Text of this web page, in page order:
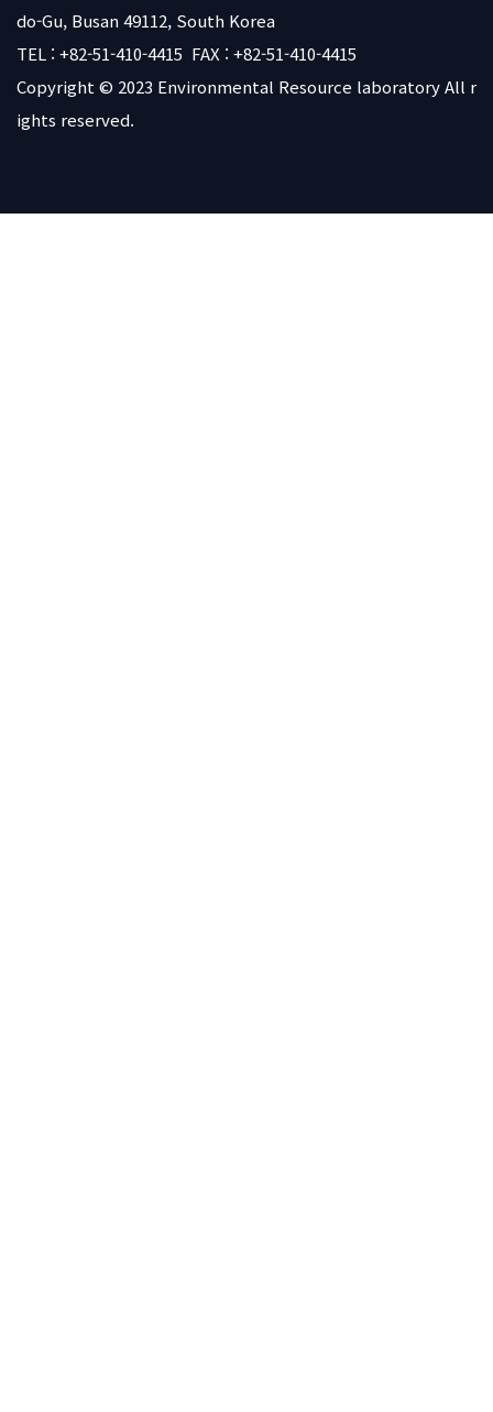
do-Gu, Busan 49112, South Korea
TEL : +82-51-410-4415 FAX : +82-51-410-4415
Copyright © 2023 Environmental Resource laboratoryAll r
ights reserved.